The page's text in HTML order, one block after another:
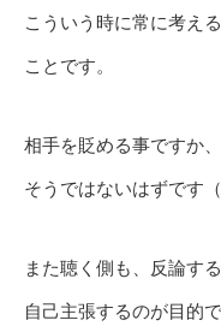
こういう時に常に考え
ことです。
相手を貶める事ですか
そうではないはずです（
また聴く側も、反論す
自己主張するのが目的